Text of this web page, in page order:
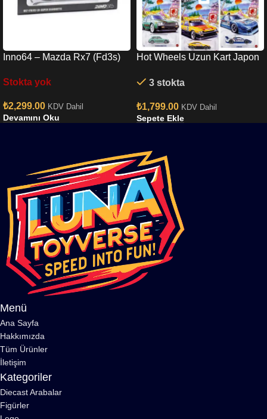
Inno64 – Mazda Rx7 (Fd3s)
lbwk-rx7-01
Stokta yok
₺2,299.00 KDV Dahil
Devamını Oku
Hot Wheels Uzun Kart Japon
3 stokta
₺1,799.00 KDV Dahil
Sepete Ekle
Menü
Ana Sayfa
Hakkımızda
Tüm Ürünler
İletişim
Kategoriler
Diecast Arabalar
Figürler